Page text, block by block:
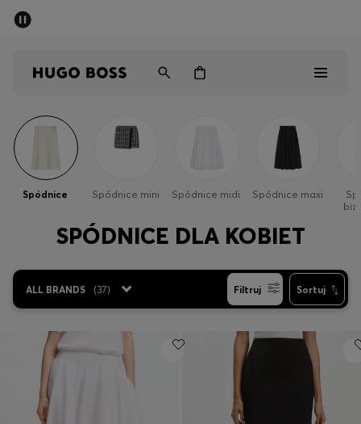
Mężczyźni
Kobiety
Odkryj
Sale
Zaloguj się / Zarejestruj się
Spódnice Spódnice mini Spódnice midi Spódnice maxi
SPÓDNICE DLA KOBIET
ALL BRANDS (37) Filtruj Sortuj